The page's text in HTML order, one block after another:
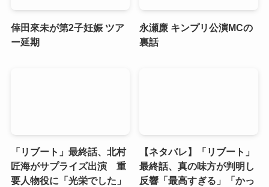
倖田來未が第2子妊娠 ツア
ー延期
永瀬廉 キンプリ公演MCの
裏話
「リブート」最終話、北村
匠海がサプライズ出演 重
要人物役に「光栄でした」
【ネタバレ】「リブート」
最終話、真の味方が判明し
反響「最高すぎる」「かっ